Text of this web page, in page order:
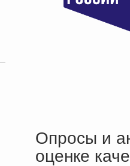
Опросы и
оценке